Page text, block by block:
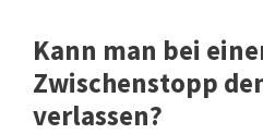
Kann man bei
Zwischenstopp
verlassen?